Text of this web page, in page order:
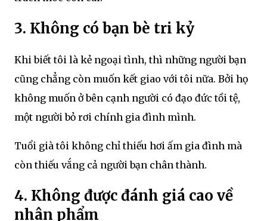
3. Không có bạn bè tri kỷ
Khi biết tôi là kẻ ngoại tình, thì những người bạn
cũng chẳng còn muốn kết giao với tôi nữa. Bởi họ
không muốn ở bên cạnh người có đạo đức tồi tệ,
một người bỏ rơi chính gia đình mình.
Tuổi già tôi không chỉ thiếu hơi ấm gia đình mà
còn thiếu vắng cả người bạn chân thành.
4. Không được đánh giá cao về
nhân phẩm